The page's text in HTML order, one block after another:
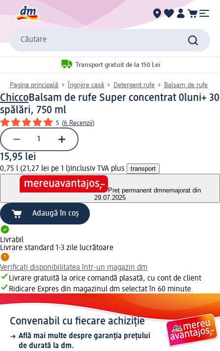
Căutare
Transport gratuit de la 150 Lei
Pagina principală Îngrijire casă Detergent rufe Balsam de rufe
ChiccoBalsam de rufe Super concentrat 0luni+ 30
spălări, 750 ml
5 (6 Recenzii)
15,95 lei
0,75 l (21,27 lei pe 1 l) Inclusiv TVA plus transport
Preț permanent dmnemajorat din
29.07.2025
Adaugă în coș
Livrabil
Livrare standard 1-3 zile lucrătoare
Verificați disponibilitatea într-un magazin dm
Livrare gratuită la orice comandă plasată, cu cont de client
Ridicare Expres din magazinul dm selectat în 60 minute.
Convenabil cu fiecare achiziție
Află mai multe despre garanția prețului
de durată la dm.